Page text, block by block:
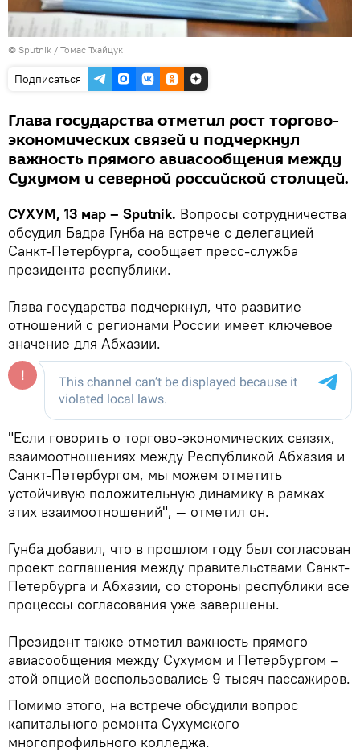
© Sputnik / Томас Тхайцук
Подписаться
Глава государства отметил рост торгово-
экономических связей и подчеркнул
важность прямого авиасообщения между
Сухумом и северной российской столицей.
СУХУМ, 13 мар – Sputnik. Вопросы сотрудничества
обсудил Бадра Гунба на встрече с делегацией
Санкт-Петербурга, сообщает пресс-служба
президента республики.
Глава государства подчеркнул, что развитие
отношений с регионами России имеет ключевое
значение для Абхазии.
"Если говорить о торгово-экономических связях,
взаимоотношениях между Республикой Абхазия и
Санкт-Петербургом, мы можем отметить
устойчивую положительную динамику в рамках
этих взаимоотношений", — отметил он.
Гунба добавил, что в прошлом году был согласован
проект соглашения между правительствами Санкт-
Петербурга и Абхазии, со стороны республики все
процессы согласования уже завершены.
Президент также отметил важность прямого
авиасообщения между Сухумом и Петербургом –
этой опцией воспользовались 9 тысяч пассажиров.
Помимо этого, на встрече обсудили вопрос
капитального ремонта Сухумского
многопрофильного колледжа.